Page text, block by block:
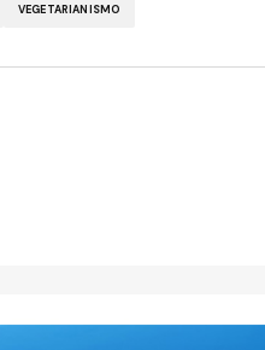
VEGETARIANISMO